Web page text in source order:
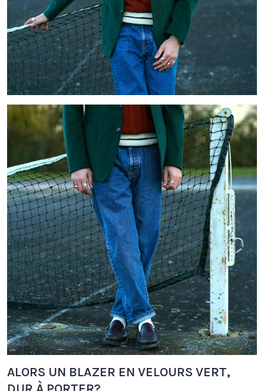
ALORS UN BLAZER EN VELOURS VERT,